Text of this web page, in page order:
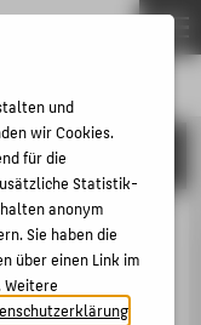
und
wir Cookies.
für die
Statistik-
anonym
Sie haben die
über einen Link im